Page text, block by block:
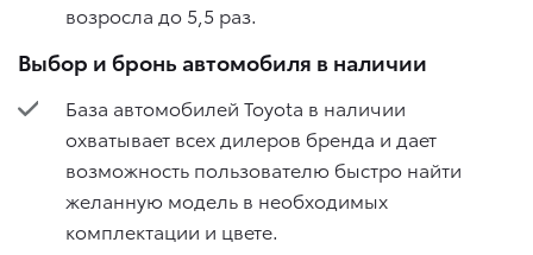
возросла до 5,5 раз.
Выбор и бронь автомобиля в наличии
База автомобилей Toyota в наличии
охватывает всех дилеров бренда и дает
возможность пользователю быстро найти
желанную модель в необходимых
комплектации и цвете.